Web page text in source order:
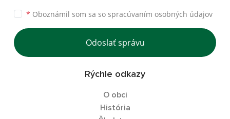
* Oboznámil som sa so spracúvaním osobných údajov
Odoslať správu
Rýchle odkazy
O obci
História